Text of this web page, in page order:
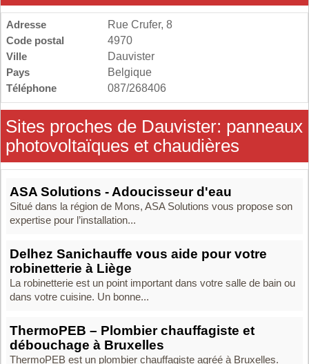
Adresse
Rue Crufer, 8
Code postal
4970
Ville
Dauvister
Pays
Belgique
Téléphone
087/268406
Sites proches de Dauvister: panneaux
photovoltaïques et chaudières
ASA Solutions - Adoucisseur d'eau
Situé dans la région de Mons, ASA Solutions vous propose son
expertise pour l’installation...
Delhez Sanichauffe vous aide pour votre
robinetterie à Liège
La robinetterie est un point important dans votre salle de bain ou
dans votre cuisine. Un bonne...
ThermoPEB – Plombier chauffagiste et
débouchage à Bruxelles
ThermoPEB est un plombier chauffagiste agréé à Bruxelles.